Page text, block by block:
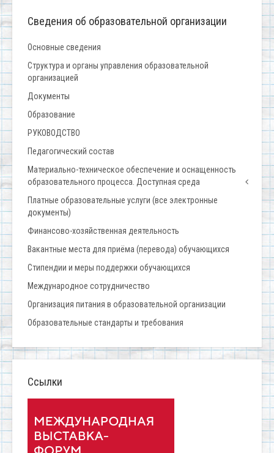
Сведения об образовательной организации
Основные сведения
Структура и органы управления образовательной
организацией
Документы
Образование
РУКОВОДСТВО
Педагогический состав
Материально-техническое обеспечение и оснащенность
образовательного процесса. Доступная среда
Платные образовательные услуги (все электронные
документы)
Финансово-хозяйственная деятельность
Вакантные места для приёма (перевода) обучающихся
Стипендии и меры поддержки обучающихся
Международное сотрудничество
Организация питания в образовательной организации
Образовательные стандарты и требования
Ссылки